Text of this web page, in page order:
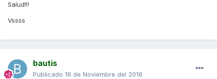
Salud!!!
Vssss
bautis
Publicado 16 de Noviembre del 2016